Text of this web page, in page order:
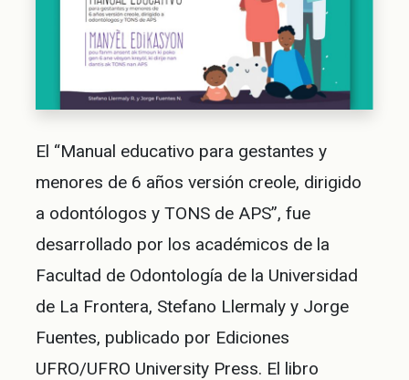
El “Manual educativo para gestantes y
menores de 6 años versión creole, dirigido
a odontólogos y TONS de APS”, fue
desarrollado por los académicos de la
Facultad de Odontología de la Universidad
de La Frontera, Stefano Llermaly y Jorge
Fuentes, publicado por Ediciones
UFRO/UFRO University Press. El libro